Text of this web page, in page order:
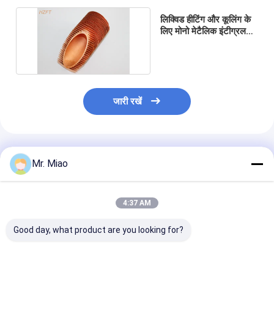
लिक्विड हीटिंग और कूलिंग के
लिए मोनो मेटैलिक इंटीग्रल
जारी रखें
अनुशंसित उत्पाद
Mr. Miao
4:37 AM
Good day, what product are you looking for?